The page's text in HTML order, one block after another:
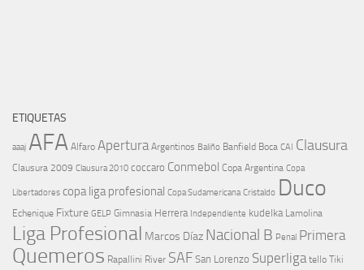
ETIQUETAS
aaaj AFA Alfaro Apertura Argentinos Baliño Banfield Boca CAI Clausura
Clausura 2009 Clausura 2010 coccaro Conmebol Copa Argentina Copa
Libertadores copa liga profesional Copa Sudamericana Cristaldo Duco
Echenique Fixture GELP Gimnasia Herrera Independiente kudelka Lamolina
Liga Profesional Marcos Díaz Nacional B Penal Primera
Quemeros Rapallini River SAF San Lorenzo Superliga tello Tiki